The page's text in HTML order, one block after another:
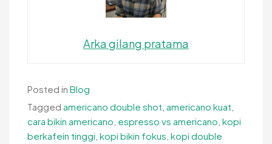
Arka gilang pratama
Posted in Blog
Tagged americano double shot americano kuat
cara bikin americano espresso vs americano kopi
berkafein tinggi kopi bikin fokus kopi double